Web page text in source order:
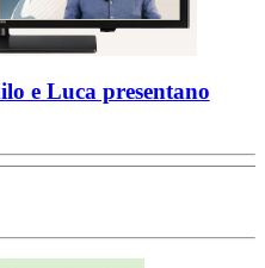
e Luca presentano